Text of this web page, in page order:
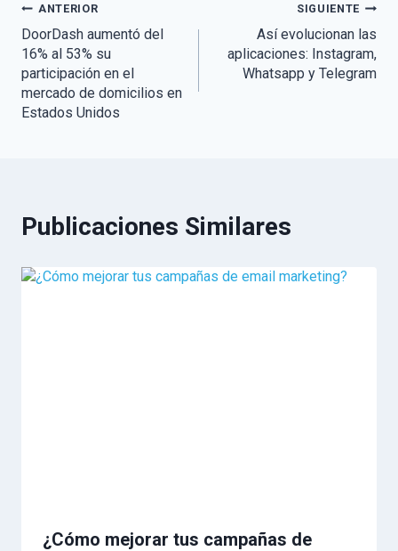
Navegación
de
entradas
ANTERIOR
DoorDash aumentó del
16% al 53% su
participación en el
mercado de domicilios en
Estados Unidos
SIGUIENTE
Así evolucionan las
aplicaciones: Instagram,
Whatsapp y Telegram
Publicaciones Similares
¿Cómo mejorar tus campañas de